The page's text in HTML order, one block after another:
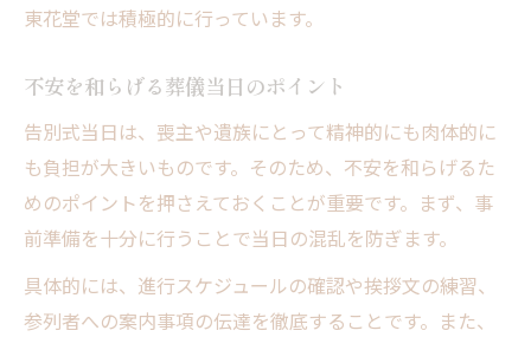
東花堂では積極的に行っています。
不安を和らげる葬儀当日のポイント
告別式当日は、喪主や遺族にとって精神的にも肉体的に
も負担が大きいものです。そのため、不安を和らげるた
めのポイントを押さえておくことが重要です。まず、事
前準備を十分に行うことで当日の混乱を防ぎます。
具体的には、進行スケジュールの確認や挨拶文の練習、
参列者への案内事項の伝達を徹底することです。また、